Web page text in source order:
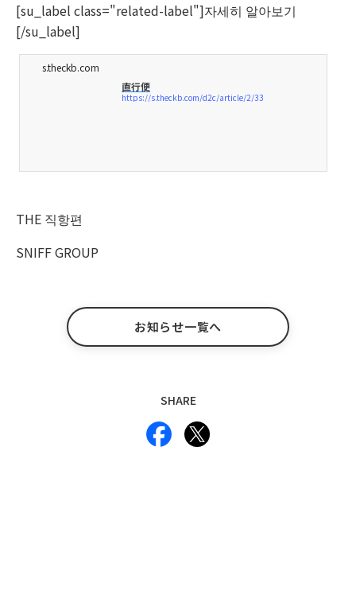
[su_label class="related-label"]자세히 알아보기
[/su_label]
s.theckb.com
直行便
https://s.theckb.com/d2c/article/2/33
THE 직항편
SNIFF GROUP
お知らせ一覧へ
SHARE